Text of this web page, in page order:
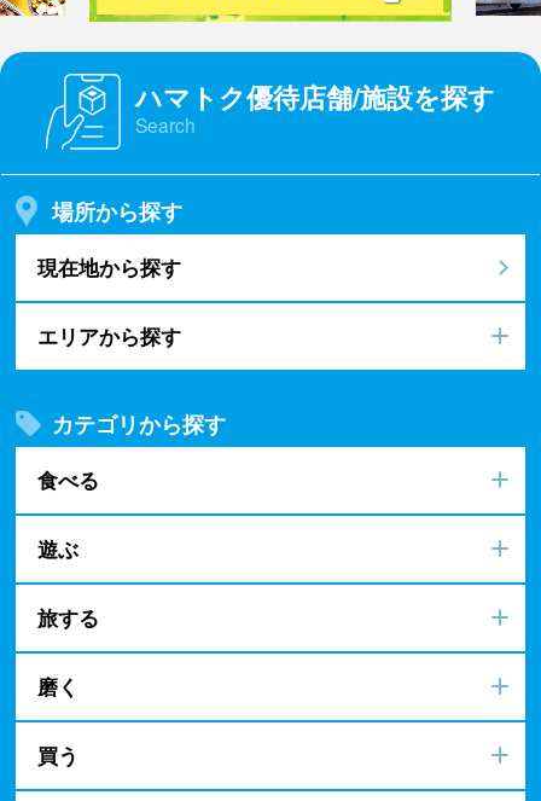
ハマトク優待店舗/施設を探す
Search
場所から探す
現在地から探す
エリアから探す
カテゴリから探す
食べる
遊ぶ
旅する
磨く
買う